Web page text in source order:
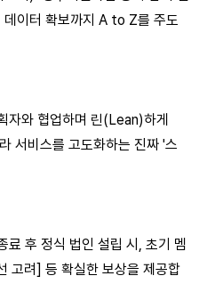
데이터 확보까지 A to Z를 주도
자와 협업하며 린(Lean)하게
서비스를 고도화하는 진짜 '스
료 후 정식 법인 설립 시, 초기 멤
고려] 등 확실한 보상을 제공합